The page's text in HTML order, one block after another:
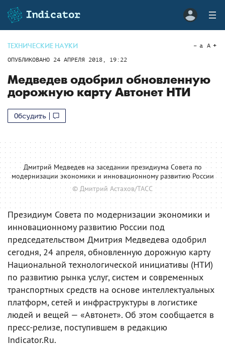
ТЕХНИЧЕСКИЕ НАУКИ
ОПУБЛИКОВАНО 24 АПРЕЛЯ 2018, 19:22
a A
Медведев одобрил обновленную
дорожную карту Автонет НТИ
Обсудить
Дмитрий Медведев на заседании президиума Совета по
модернизации экономики и инновационному развитию России
© Дмитрий Астахов/ТАСС
Президиум Совета по модернизации экономики и
инновационному развитию России под
председательством Дмитрия Медведева одобрил
сегодня, 24 апреля, обновленную дорожную карту
Национальной технологической инициативы (НТИ)
по развитию рынка услуг, систем и современных
транспортных средств на основе интеллектуальных
платформ, сетей и инфраструктуры в логистике
людей и вещей — «Автонет». Об этом сообщается в
пресс-релизе, поступившем в редакцию
Indicator.Ru.